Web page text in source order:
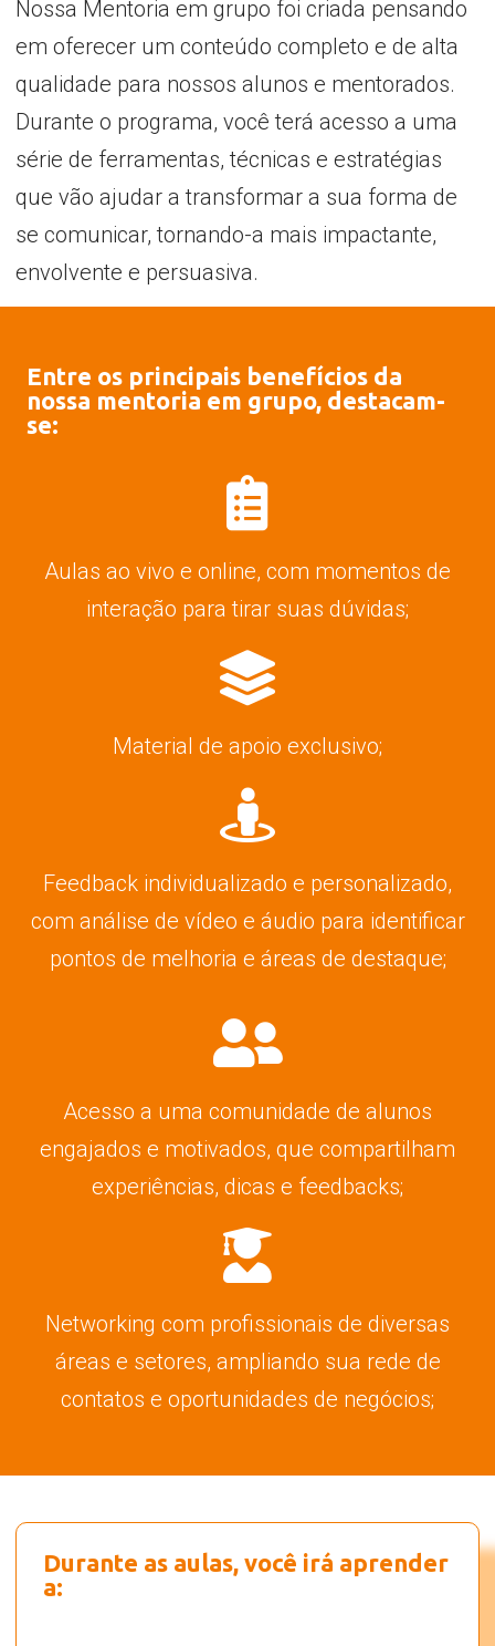
Nossa Mentoria em grupo foi criada pensando
em oferecer um conteúdo completo e de alta
qualidade para nossos alunos e mentorados.
Durante o programa, você terá acesso a uma
série de ferramentas, técnicas e estratégias
que vão ajudar a transformar a sua forma de
se comunicar, tornando-a mais impactante,
envolvente e persuasiva.
Entre os principais benefícios da
nossa mentoria em grupo, destacam-
se:
Aulas ao vivo e online, com momentos de
interação para tirar suas dúvidas;
Material de apoio exclusivo;
Feedback individualizado e personalizado,
com análise de vídeo e áudio para identificar
pontos de melhoria e áreas de destaque;
Acesso a uma comunidade de alunos
engajados e motivados, que compartilham
experiências, dicas e feedbacks;
Networking com profissionais de diversas
áreas e setores, ampliando sua rede de
contatos e oportunidades de negócios;
Durante as aulas, você irá aprender
a: